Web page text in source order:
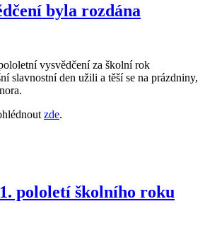
byla rozdána
vysvědčení za školní rok
slavnostní den užili a těší se na prázdniny,
zde.
pololetí školního roku